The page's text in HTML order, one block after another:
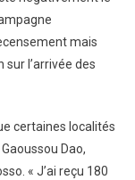
mais
l’arrivée des
certaines localités
Dao,
« J’ai reçu 180